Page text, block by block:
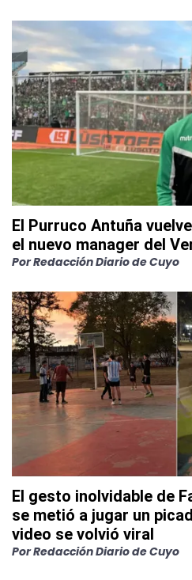
El Purruco Antuña
el nuevo manager del
PorRedacción Diario de Cuyo
El gesto inolvidable de
se metió a jugar un
video se volvió viral
PorRedacción Diario de Cuyo